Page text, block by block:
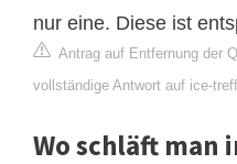
nur eine. Diese ist
Antrag auf Entfernung der
vollständige Antwort auf ice-
Wo schläft man